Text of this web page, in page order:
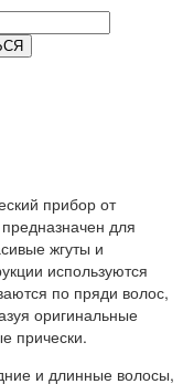
прибор от
для
жгуты и
используются
по пряди волос,
оригинальные
прически.
и длинные волосы,